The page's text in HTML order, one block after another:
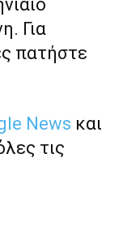
Για
πατήστε
News και
τις